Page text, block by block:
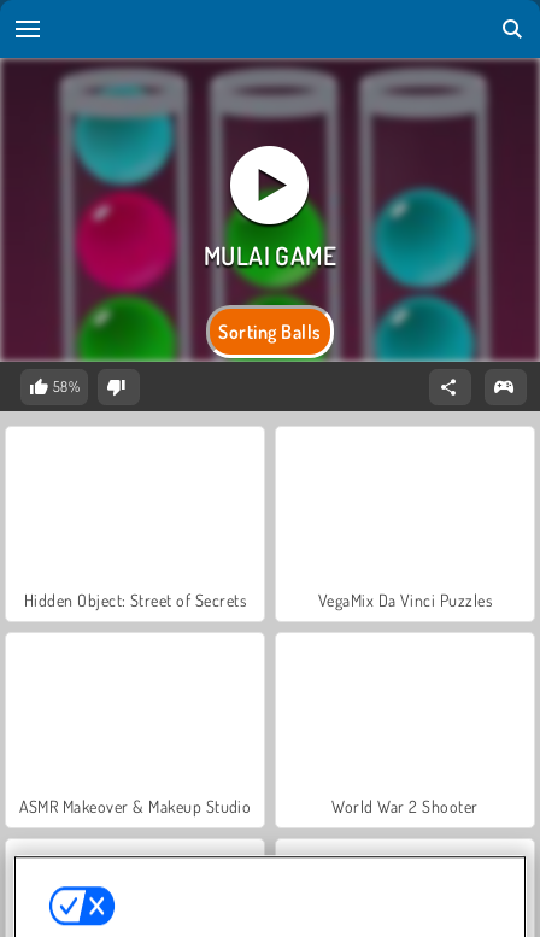
Sorting Balls
58%
Hidden Object: Street of Secrets VegaMix Da Vinci Puzzles
ASMR Makeover & Makeup Studio World War 2 Shooter